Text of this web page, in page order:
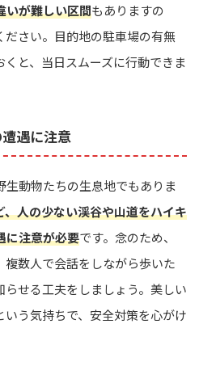
いが難しい区間もありますの
さい。目的地の駐車場の有無
と、当日スムーズに行動できま
遇に注意
動物たちの生息地でもありま
、人の少ない渓谷や山道をハイキ
に注意が必要です。念のため、
数人で会話をしながら歩いた
らせる工夫をしましょう。美しい
う気持ちで、安全対策を心がけ